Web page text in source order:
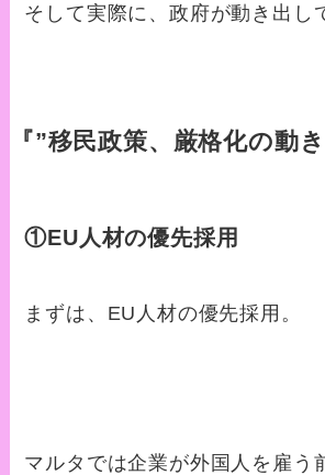
そして実際に、政府が動き出し
『”移民政策、厳格化の動き
①EU人材の優先採用
まずは、EU人材の優先採用。
マルタでは企業が外国人を雇う